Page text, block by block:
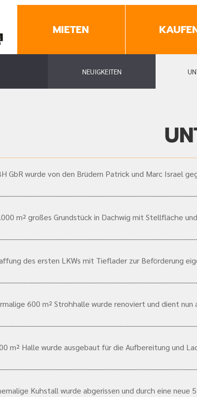
MIETEN
NEUIGKEITEN
GbR wurde von den Brüdern Patrick und Marc Israel
m² großes Grundstück in Dachwig mit Stellfläche
des ersten LKWs mit Tieflader zur Beförderung
600 m² Strohhalle wurde renoviert und dient nun
m² Halle wurde ausgebaut für die Aufbereitung und
Kuhstall wurde abgerissen und durch eine